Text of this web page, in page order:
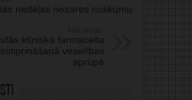
nedēļas nozares notikumu
klīniskā farmaceita
veselības
aprūpē